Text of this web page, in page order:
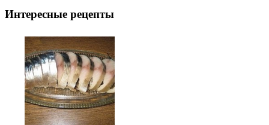
Интересные рецепты